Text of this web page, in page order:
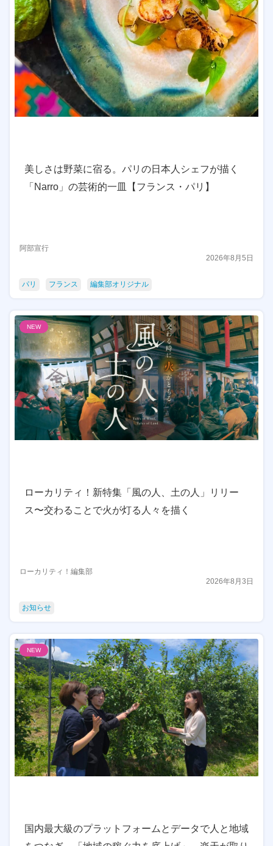
美しさは野菜に宿る。パリの日本人シェフが描く
「Narro」の芸術的一皿【フランス・パリ】
阿部宣行
2026年8月5日
パリ フランス 編集部オリジナル
NEW
ローカリティ！新特集「風の人、土の人」リリー
ス〜交わることで火が灯る人々を描く
ローカリティ！編集部
2026年8月3日
お知らせ
NEW
国内最大級のプラットフォームとデータで人と地域